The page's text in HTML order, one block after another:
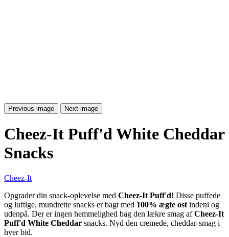
Previous image Next image
Cheez-It Puff'd White Cheddar
Snacks
Cheez-It
Opgrader din snack-oplevelse med Cheez-It Puff'd! Disse puffede
og luftige, mundrette snacks er bagt med 100% ægte ost indeni og
udenpå. Der er ingen hemmelighed bag den lækre smag afCheez-It
Puff'd White Cheddar snacks. Nyd den cremede, cheddar-smag i
hver bid.